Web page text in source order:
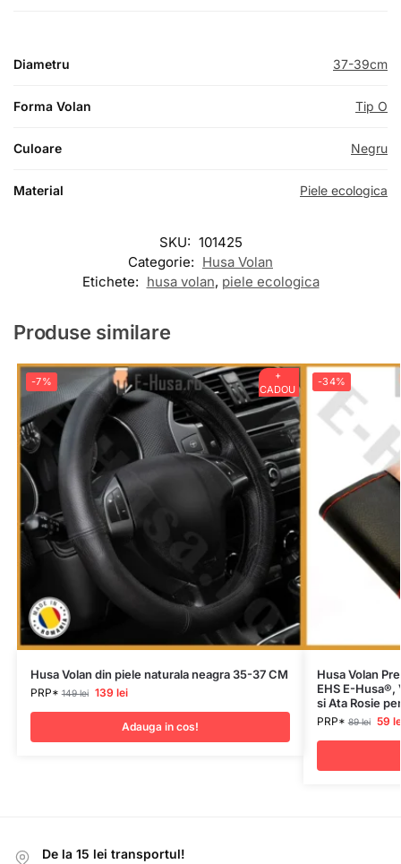
Diametru 37-39cm
Forma Volan Tip O
Culoare Negru
Material Piele ecologica
SKU: 101425
Categorie: Husa Volan
Etichete: husa volan, piele ecologica
Produse similare
+
CADOU
-7%
Husa Volan din piele naturala neagra 35-37 CM
PRP*149lei 139 lei
Adauga in cos!
-34%
Husa Volan
EHS E-
si Ata Rosie
PRP*89lei 59
De la 15 lei transportul!